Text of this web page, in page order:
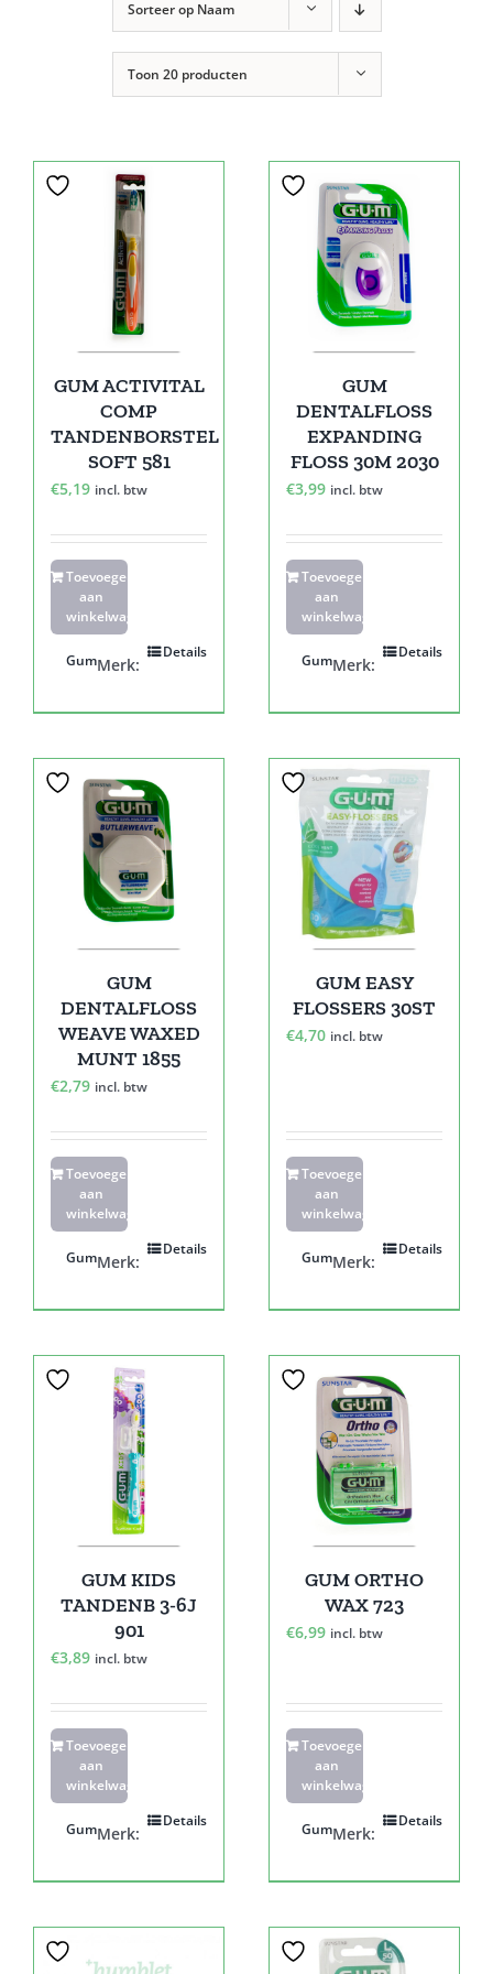
Sorteer op Naam
Toon 20 producten
GUM ACTIVITAL
COMP
TANDENBORSTEL
SOFT 581
€5,19 incl. btw
Toevoegen
aan
winkelwagen
Details
Merk:
Gum
GUM
DENTALFLOSS
EXPANDING
FLOSS 30M 2030
€3,99 incl. btw
Toevoegen
aan
winkelwagen
Details
Merk:
Gum
GUM
DENTALFLOSS
WEAVE WAXED
MUNT 1855
€2,79 incl. btw
Toevoegen
aan
winkelwagen
Details
Merk:
Gum
GUM EASY
FLOSSERS 30ST
€4,70 incl. btw
Toevoegen
aan
winkelwagen
Details
Merk:
Gum
GUM KIDS
TANDENB 3-6J
901
€3,89 incl. btw
Toevoegen
aan
winkelwagen
Details
Merk:
Gum
GUM ORTHO
WAX 723
€6,99 incl. btw
Toevoegen
aan
winkelwagen
Details
Merk:
Gum